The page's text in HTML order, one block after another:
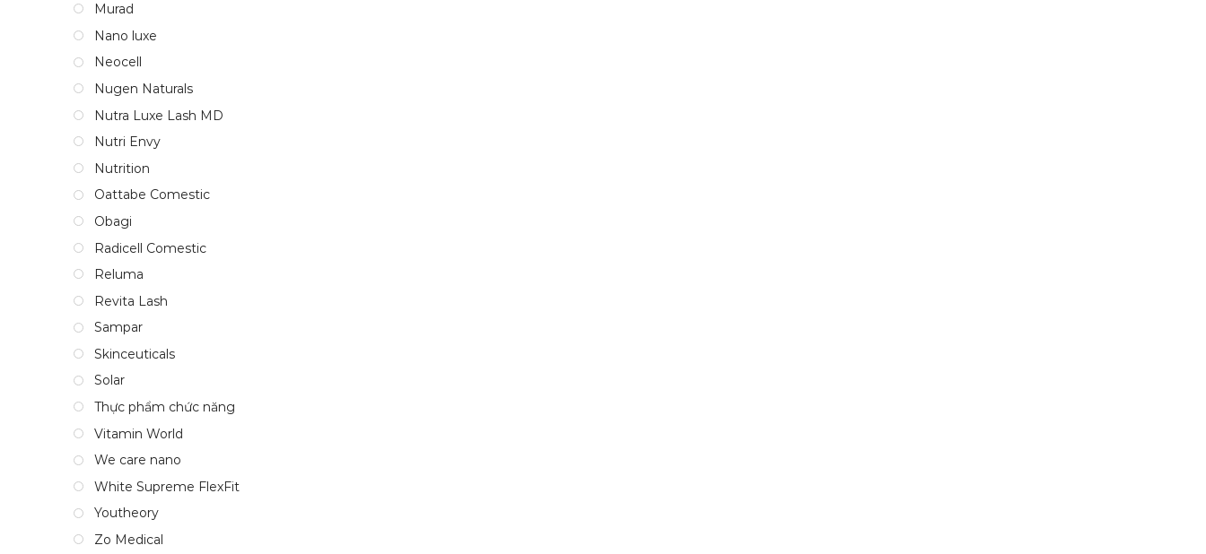
Murad
Nano luxe
Neocell
Nugen Naturals
Nutra Luxe Lash MD
Nutri Envy
Nutrition
Oattabe Comestic
Obagi
Radicell Comestic
Reluma
Revita Lash
Sampar
Skinceuticals
Solar
Thực phẩm chức năng
Vitamin World
We care nano
White Supreme FlexFit
Youtheory
Zo Medical